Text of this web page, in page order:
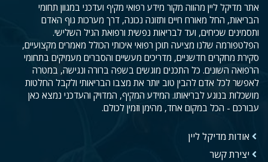
אתר מדיקל ליין מהווה מקור מידע רפואי מקיף ועדכני במגוון תחומי
הבריאות, החל מאורח חיים ותזונה נכונה, דרך מערכות גוף האדם
ותסמינים שכיחים, ועד לבריאות נפשית ורפואת הגיל השלישי.
הפלטפורמה שלנו מציעה תוכן רפואי איכותי הכולל מאמרים מקצועיים,
סקירת מחקרים חדשניים, מדריכים מעשיים והסברים מעמיקים בתחומי
הרפואה השונים. כל התכנים מוגשים בשפה ברורה ונגישה, במטרה
לאפשר לכל אדם להבין טוב יותר את מצבו הבריאותי ולקבל החלטות
מושכלות בנוגע לבריאותו. המידע המקיף, המדויק והעדכני נמצא כאן
עבורכם - הכל במקום אחד, מהימן וזמין לכולם.
אודות מדיקל ליין
יצירת קשר